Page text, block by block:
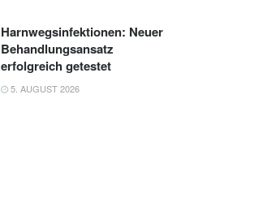
Harnwegsinfektionen: Neuer
Behandlungsansatz
erfolgreich getestet
5. AUGUST 2026